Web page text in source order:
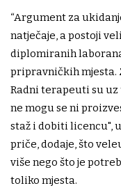
“Argument za
natječaje, a postoji
diplomiranih
pripravničkih mjesta.
Radni terapeuti su
ne mogu se ni
staž i dobiti licencu",
priče, dodaje, što
više nego što je
toliko mjesta.